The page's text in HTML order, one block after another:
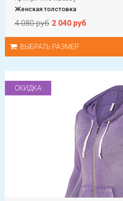
Женская толстовка
4 080 руб 2 040 руб
ВЫБРАТЬ РАЗМЕР
СКИДКА